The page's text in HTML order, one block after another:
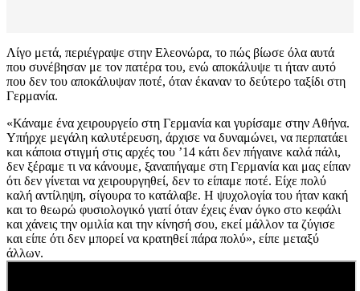
Λίγο μετά, περιέγραψε στην Ελεονώρα, το πώς βίωσε όλα αυτά
που συνέβησαν με τον πατέρα του, ενώ αποκάλυψε τι ήταν αυτό
που δεν του αποκάλυψαν ποτέ, όταν έκαναν το δεύτερο ταξίδι στη
Γερμανία.
«Κάναμε ένα χειρουργείο στη Γερμανία και γυρίσαμε στην Αθήνα.
Υπήρχε μεγάλη καλυτέρευση, άρχισε να δυναμώνει, να περπατάει
και κάποια στιγμή στις αρχές του ’14 κάτι δεν πήγαινε καλά πάλι,
δεν ξέραμε τι να κάνουμε, ξαναπήγαμε στη Γερμανία και μας είπαν
ότι δεν γίνεται να χειρουργηθεί, δεν το είπαμε ποτέ. Είχε πολύ
καλή αντίληψη, σίγουρα το κατάλαβε. Η ψυχολογία του ήταν κακή
και το θεωρώ φυσιολογικό γιατί όταν έχεις έναν όγκο στο κεφάλι
και χάνεις την ομιλία και την κίνησή σου, εκεί μάλλον τα ζύγισε
και είπε ότι δεν μπορεί να κρατηθεί πάρα πολύ», είπε μεταξύ
άλλων.